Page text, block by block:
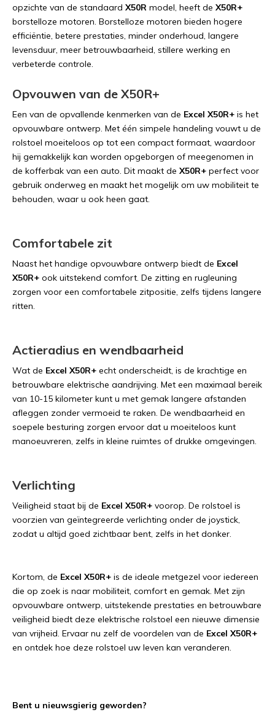
opzichte van de standaard X50R model, heeft de X50R+
borstelloze motoren. Borstelloze motoren bieden hogere
efficiëntie, betere prestaties, minder onderhoud, langere
levensduur, meer betrouwbaarheid, stillere werking en
verbeterde controle.
Opvouwen van de X50R+
Een van de opvallende kenmerken van de Excel X50R+ is het
opvouwbare ontwerp. Met één simpele handeling vouwt u de
rolstoel moeiteloos op tot een compact formaat, waardoor
hij gemakkelijk kan worden opgeborgen of meegenomen in
de kofferbak van een auto. Dit maakt de X50R+ perfect voor
gebruik onderweg en maakt het mogelijk om uw mobiliteit te
behouden, waar u ook heen gaat.
Comfortabele zit
Naast het handige opvouwbare ontwerp biedt de Excel
X50R+ ook uitstekend comfort. De zitting en rugleuning
zorgen voor een comfortabele zitpositie, zelfs tijdens langere
ritten.
Actieradius en wendbaarheid
Wat de Excel X50R+ echt onderscheidt, is de krachtige en
betrouwbare elektrische aandrijving. Met een maximaal bereik
van 10-15 kilometer kunt u met gemak langere afstanden
afleggen zonder vermoeid te raken. De wendbaarheid en
soepele besturing zorgen ervoor dat u moeiteloos kunt
manoeuvreren, zelfs in kleine ruimtes of drukke omgevingen.
Verlichting
Veiligheid staat bij de Excel X50R+ voorop. De rolstoel is
voorzien van geïntegreerde verlichting onder de joystick,
zodat u altijd goed zichtbaar bent, zelfs in het donker.
Kortom, de Excel X50R+ is de ideale metgezel voor iedereen
die op zoek is naar mobiliteit, comfort en gemak. Met zijn
opvouwbare ontwerp, uitstekende prestaties en betrouwbare
veiligheid biedt deze elektrische rolstoel een nieuwe dimensie
van vrijheid. Ervaar nu zelf de voordelen van de Excel X50R+
en ontdek hoe deze rolstoel uw leven kan veranderen.
Bent u nieuwsgierig geworden?